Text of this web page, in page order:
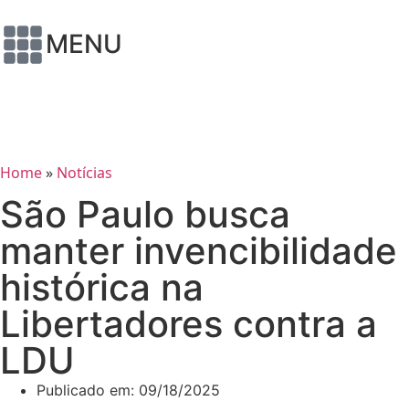
MENU
Home» Notícias
São Paulo busca
manter invencibilidade
histórica na
Libertadores contra a
LDU
Publicado em: 09/18/2025